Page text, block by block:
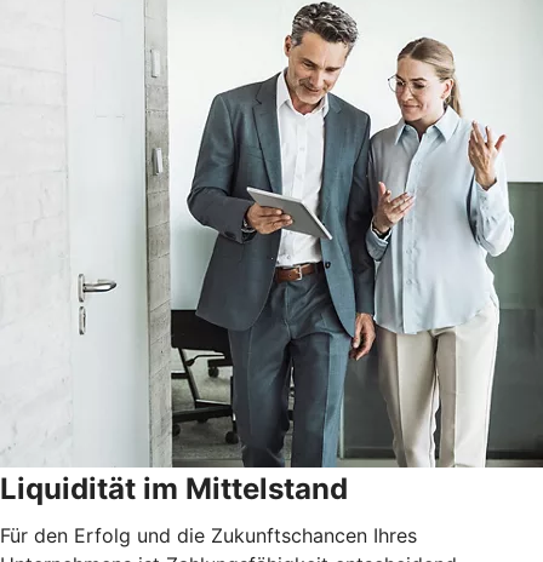
Liquidität im Mittelstand
Für den Erfolg und die Zukunftschancen Ihres